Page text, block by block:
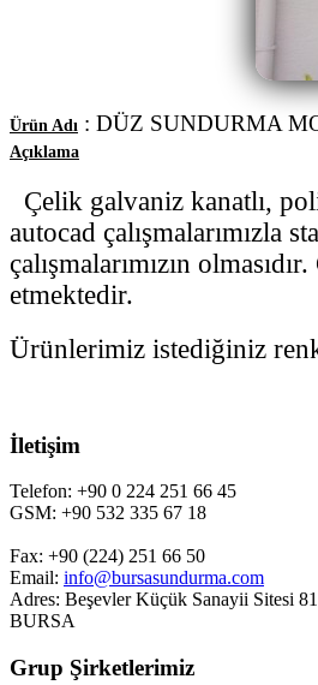
Ürün Adı : DÜZ SUNDURMA
Açıklama
Çelik galvaniz kanatlı,
autocad çalışmalarımızla
çalışmalarımızın
etmektedir.
Ürünlerimiz istediğiniz
İletişim
Telefon: +90 0 224 251 66 45
GSM: +90 532 335 67 18
Fax: +90 (224) 251 66 50
Email: info@bursasundurma.com
Adres: Beşevler Küçük Sanayii Sitesi
BURSA
Grup Şirketlerimiz